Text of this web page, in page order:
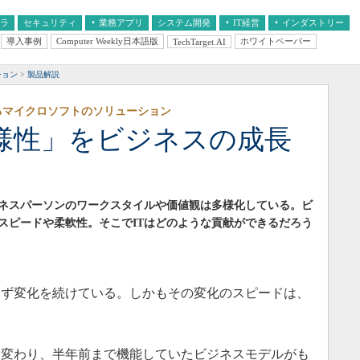
セキュリティ 業務アプリ
AI
システム開発 IT経営
経営とIT
インダストリー
医療IT
導入事例 Computer Weekly日本語版 TechTarget.AI ホワイトペーパー
ン 製品解説
性」をビジネスの成長
イクロソフトのソリューション
スパーソンのワークスタイルや価値観は多様化している。ビ
ピードや柔軟性。そこでITはどのような貢献ができるだろう
化を続けている。しかもその変化のスピードは、
り、半年前まで機能していたビジネスモデルがも